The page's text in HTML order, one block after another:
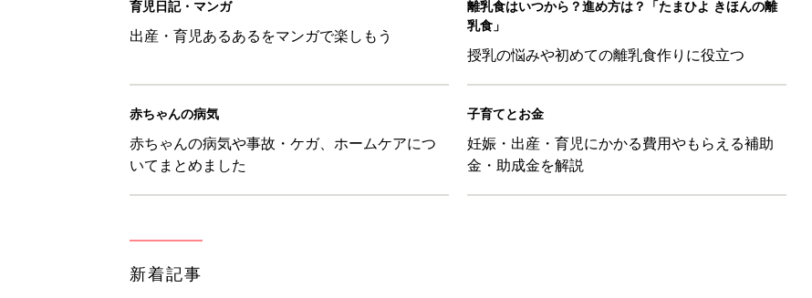
西松屋「絶対にゲットしたい！」「コーデの幅が広がる」元子ども服販売員ライター厳選★夏のバ
ズりアイテム5選
赤ちゃん・育児
0-2才育児まとめ：子どもの命を守る、CLO(Chief Life Officer)拝命。[ハハのさけび #103]
赤ちゃん・育児
ユニクロベビー「絵本コラボが激かわ！」「肌着・パジャマ・Tシャツも！」買うべき夏アイテム